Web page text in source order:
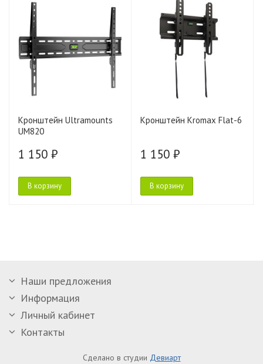
Кронштейн Ultramounts
UM820
1 150 ₽
В корзину
Кронштейн Kromax Flat-6
1 150 ₽
В корзину
Наши предложения
Информация
Личный кабинет
Контакты
Сделано в студии Девиарт